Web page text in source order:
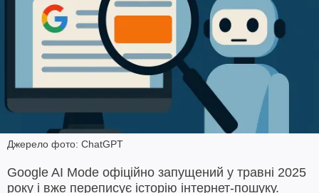
Джерело фото: ChatGPT
Google AI Mode офіційно запущений у травні 2025
року і вже переписує історію інтернет-пошуку.